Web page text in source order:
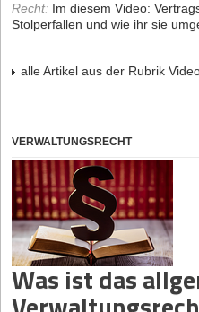
Recht: Im diesem Video:
Stolperfallen und wie ihr sie
alle Artikel aus der Rubrik
VERWALTUNGSRECHT
Was ist das